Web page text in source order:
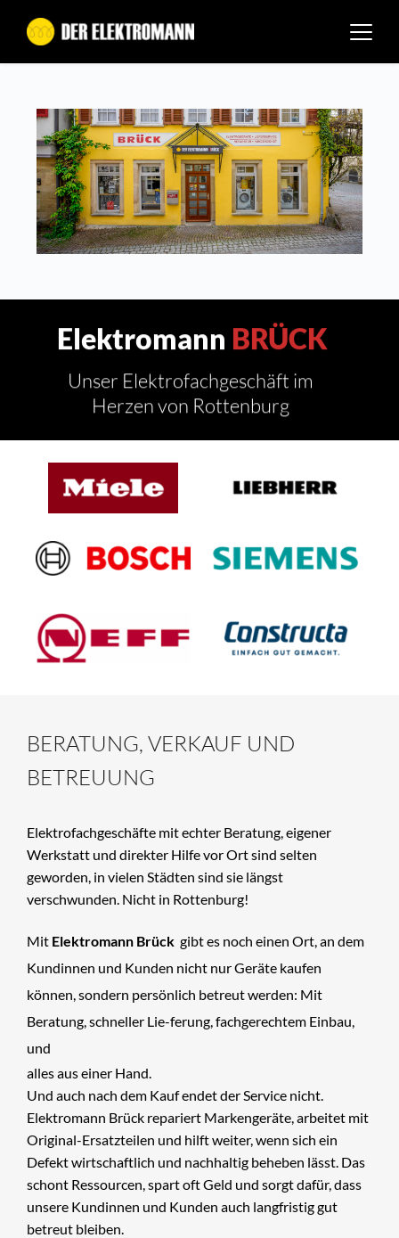
Inhalt
springen
Elektromann BRÜCK
Unser Elektrofachgeschäft im
Herzen von Rottenburg
BERATUNG, VERKAUF UND
BETREUUNG
Elektrofachgeschäfte mit echter Beratung, eigener
Werkstatt und direkter Hilfe vor Ort sind selten
geworden, in vielen Städten sind sie längst
verschwunden. Nicht in Rottenburg!
Mit Elektromann Brück gibt es noch einen Ort, an dem
Kundinnen und Kunden nicht nur Geräte kaufen
können, sondern persönlich betreut werden: Mit
Beratung, schneller Lie-ferung, fachgerechtem Einbau,
und
alles aus einer Hand.
Und auch nach dem Kauf endet der Service nicht.
Elektromann Brück repariert Markengeräte, arbeitet mit
Original-Ersatzteilen und hilft weiter, wenn sich ein
Defekt wirtschaftlich und nachhaltig beheben lässt. Das
schont Ressourcen, spart oft Geld und sorgt dafür, dass
unsere Kundinnen und Kunden auch langfristig gut
betreut bleiben.